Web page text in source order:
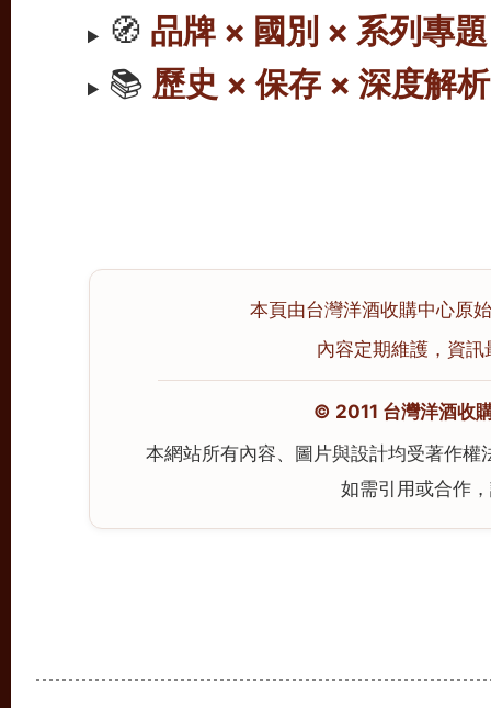
🧭 品牌 × 國別 × 系列專題
📚 歷史 × 保存 × 深度解析
本頁由台灣洋酒收購中心原
內容定期維護，資
© 2011 台灣洋酒收
本網站所有內容、圖片與設計均受著作
如需引用或合作